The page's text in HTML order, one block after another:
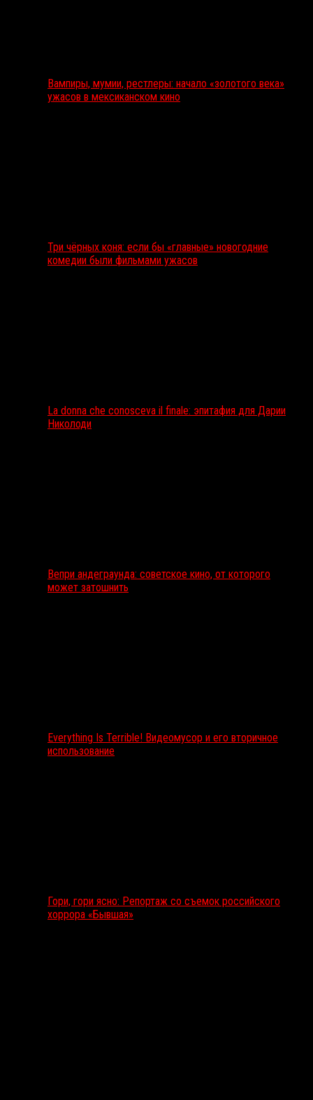
Вампиры, мумии, рестлеры: начало «золотого века»
ужасов в мексиканском кино
Три чёрных коня: если бы «главные» новогодние
комедии были фильмами ужасов
La donna che conosceva il finale: эпитафия для Дарии
Николоди
Вепри андеграунда: советское кино, от которого
может затошнить
Everything Is Terrible! Видеомусор и его вторичное
использование
Гори, гори ясно: Репортаж со съемок российского
хоррора «Бывшая»